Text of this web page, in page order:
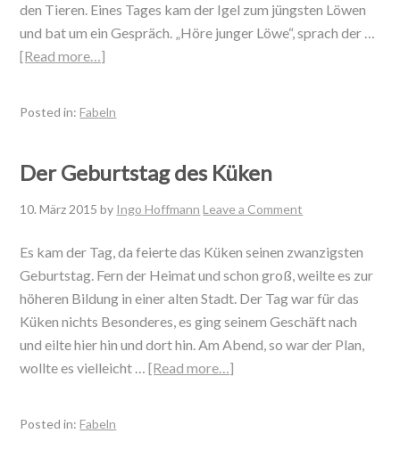
den Tieren. Eines Tages kam der Igel zum jüngsten Löwen
und bat um ein Gespräch. „Höre junger Löwe“, sprach der …
[Read more…]
Posted in:Fabeln
Der Geburtstag des Küken
10. März 2015 by Ingo Hoffmann Leave a Comment
Es kam der Tag, da feierte das Küken seinen zwanzigsten
Geburtstag. Fern der Heimat und schon groß, weilte es zur
höheren Bildung in einer alten Stadt. Der Tag war für das
Küken nichts Besonderes, es ging seinem Geschäft nach
und eilte hier hin und dort hin. Am Abend, so war der Plan,
wollte es vielleicht …[Read more…]
Posted in:Fabeln